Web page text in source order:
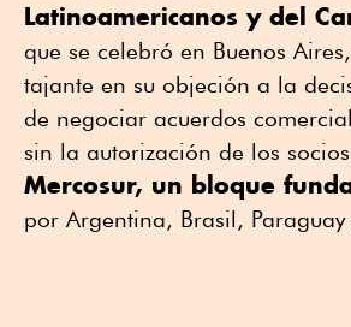
Latinoamericanos y del
que se celebró en Buenos
tajante en su objeción a la
de negociar acuerdos
sin la autorización de los
Mercosur, un bloque
por Argentina, Brasil, Paraguay